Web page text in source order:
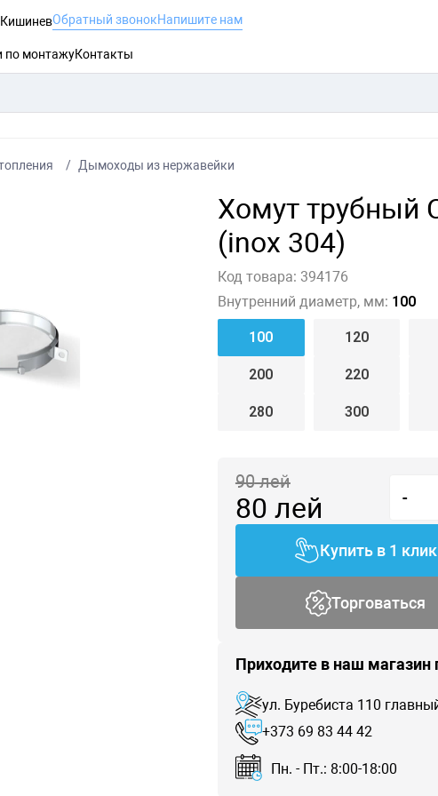
КишиневОбратный звонокНапишите нам
по монтажуКонтакты
Дымоходы из нержавейки
Хомут трубный
(inox 304)
Код товара: 394176
Внутренний диаметр, мм: 100
100 120
200 220
280 300
90лей
80 лей -
Купить в 1 клик
Торговаться
Приходите в наш магазин
ул. Буребиста 110
+373 69 83 44 42
Пн. - Пт.: 8:00-18:00